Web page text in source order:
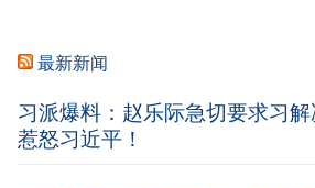
最新新闻
习派爆料：赵乐际急切要求习解
惹怒习近平！